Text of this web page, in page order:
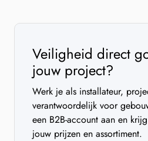
Veiligheid direct
jouw project?
Werk je als installateur,
verantwoordelijk voor
een B2B-account aan en
jouw prijzen en assortiment.